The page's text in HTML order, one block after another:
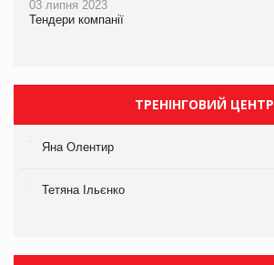
03 липня 2023
Тендери компанії
ТРЕНІНГОВИЙ ЦЕНТР
Яна Олентир
Тетяна Ільєнко